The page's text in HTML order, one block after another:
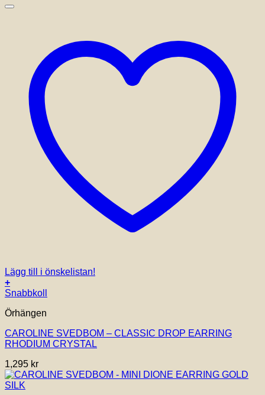
Lägg till i önskelistan!
+
Snabbkoll
Örhängen
CAROLINE SVEDBOM – CLASSIC DROP EARRING
RHODIUM CRYSTAL
1,295 kr